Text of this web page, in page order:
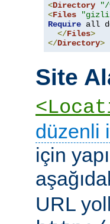
<Directory "/
<Files
Require all
</Files>
</Directory>
Site
düzenli
için
URL